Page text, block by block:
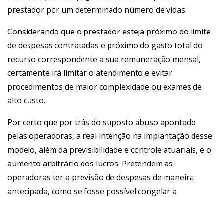
prestador por um determinado número de vidas.
Considerando que o prestador esteja próximo do limite
de despesas contratadas e próximo do gasto total do
recurso correspondente a sua remuneração mensal,
certamente irá limitar o atendimento e evitar
procedimentos de maior complexidade ou exames de
alto custo.
Por certo que por trás do suposto abuso apontado
pelas operadoras, a real intenção na implantação desse
modelo, além da previsibilidade e controle atuariais, é o
aumento arbitrário dos lucros. Pretendem as
operadoras ter a previsão de despesas de maneira
antecipada, como se fosse possível congelar a